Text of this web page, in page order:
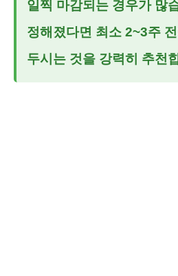
일찍 마감되는 경우가 많
정해졌다면 최소 2~3주
두시는 것을 강력히 추천